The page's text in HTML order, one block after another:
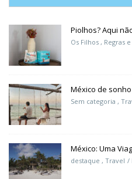
Piolhos? Aqui
Os Filhos , Regras
México de
Sem categoria ,
México: Uma
destaque , Travel